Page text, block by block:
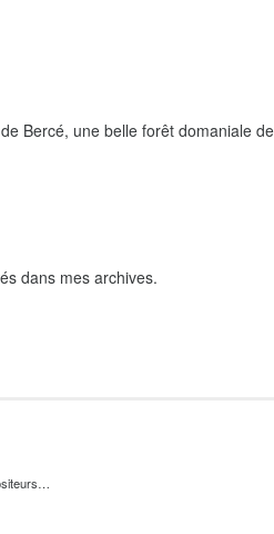
Bercé, une belle forêt domaniale
dans mes archives.